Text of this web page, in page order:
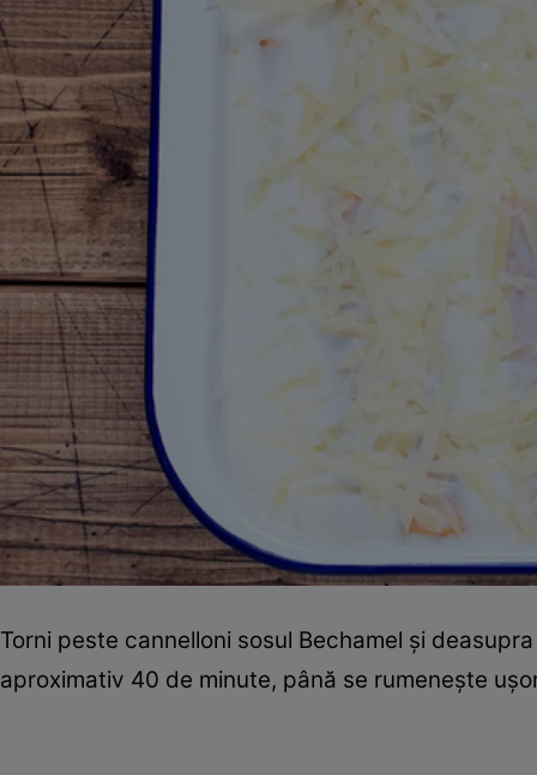
Torni peste cannelloni sosul Bechamel și
aproximativ 40 de minute, până se rumenește